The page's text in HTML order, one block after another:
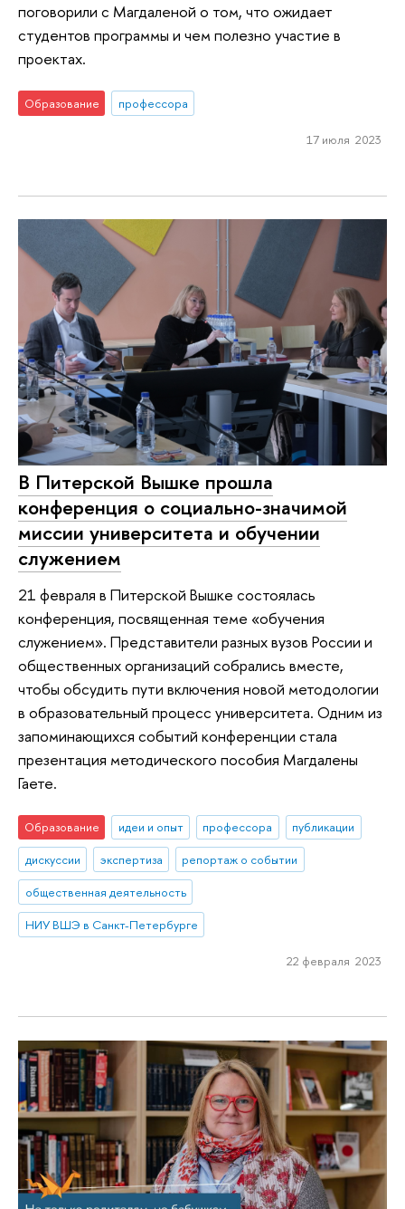
поговорили с Магдаленой о том, что ожидает
студентов программы и чем полезно участие в
проектах.
Образование профессора
17 июля 2023
В Питерской Вышке прошла
конференция о социально-значимой
миссии университета и обучении
служением
21 февраля в Питерской Вышке состоялась
конференция, посвященная теме «обучения
служением». Представители разных вузов России и
общественных организаций собрались вместе,
чтобы обсудить пути включения новой методологии
в образовательный процесс университета. Одним из
запоминающихся событий конференции стала
презентация методического пособия Магдалены
Гаете.
Образование идеи и опыт профессора
публикации
дискуссии
экспертиза
репортаж о событии
общественная деятельность
НИУ ВШЭ в Санкт-Петербурге
22 февраля 2023